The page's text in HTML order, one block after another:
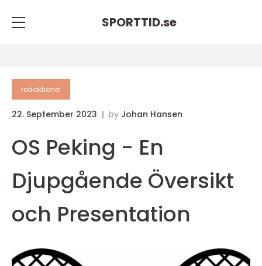
SPORTTID.se
redaktionel
22. September 2023 by Johan Hansen
OS Peking - En
Djupgående Översikt
och Presentation